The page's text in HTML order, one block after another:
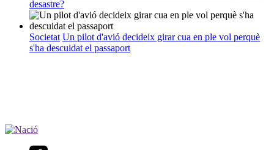
desastre?
Societat Un pilot d'avió decideix girar cua en ple vol perquè
s'ha descuidat el passaport